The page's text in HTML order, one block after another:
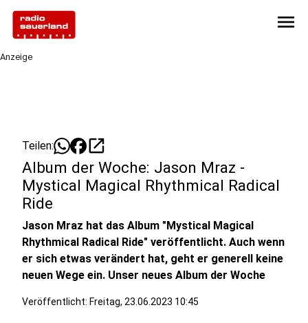
menu
Anzeige
Teilen: open_in_new
Album der Woche: Jason Mraz -
Mystical Magical Rhythmical Radical
Ride
Jason Mraz hat das Album "Mystical Magical
Rhythmical Radical Ride" veröffentlicht. Auch wenn
er sich etwas verändert hat, geht er generell keine
neuen Wege ein. Unser neues Album der Woche
Veröffentlicht: Freitag, 23.06.2023 10:45